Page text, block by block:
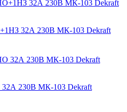
32А 230В МК-103 Dekraft
32А 230В МК-103 Dekraft